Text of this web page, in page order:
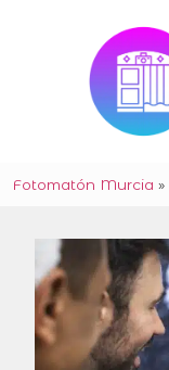
Fotomatón Murcia »